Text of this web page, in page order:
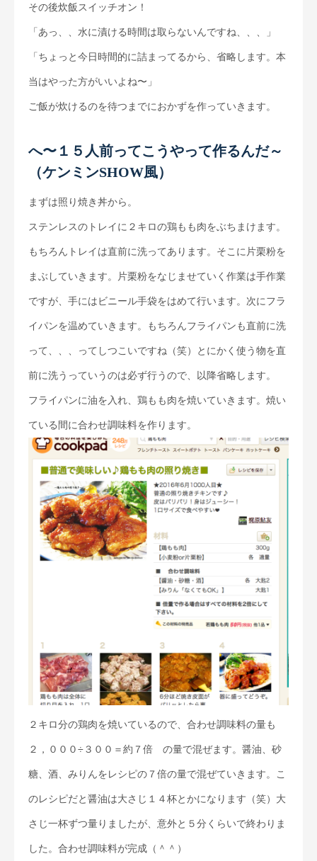
その後炊飯スイッチオン！
「あっ、、水に漬ける時間は取らないんですね、、、」
「ちょっと今日時間的に詰まってるから、省略します。本
当はやった方がいいよね〜」
ご飯が炊けるのを待つまでにおかずを作っていきます。
へ〜１５人前ってこうやって作るんだ～
（ケンミンSHOW風）
まずは照り焼き丼から。
ステンレスのトレイに２キロの鶏もも肉をぶちまけます。
もちろんトレイは直前に洗ってあります。そこに片栗粉を
まぶしていきます。片栗粉をなじませていく作業は手作業
ですが、手にはビニール手袋をはめて行います。次にフラ
イパンを温めていきます。もちろんフライパンも直前に洗
って、、、ってしつこいですね（笑）とにかく使う物を直
前に洗うっていうのは必ず行うので、以降省略します。
フライパンに油を入れ、鶏もも肉を焼いていきます。焼い
ている間に合わせ調味料を作ります。
２キロ分の鶏肉を焼いているので、合わせ調味料の量も
２，０００÷３００＝約７倍 の量で混ぜます。醤油、砂
糖、酒、みりんをレシピの７倍の量で混ぜていきます。こ
のレシピだと醤油は大さじ１４杯とかになります（笑）大
さじ一杯ずつ量りましたが、意外と５分くらいで終わりま
した。合わせ調味料が完成（＾＾）